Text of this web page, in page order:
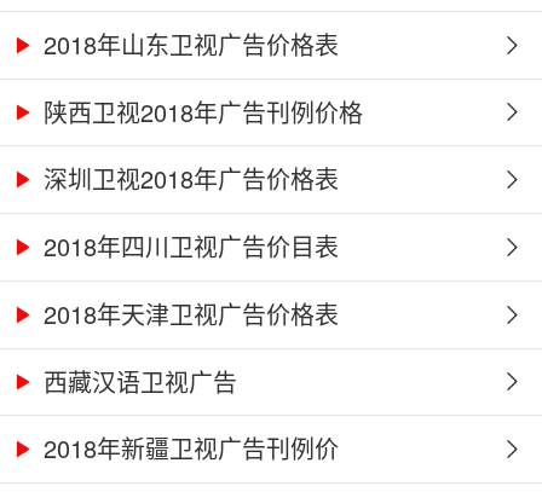
2018年山东卫视广告价格表
陕西卫视2018年广告刊例价格
深圳卫视2018年广告价格表
2018年四川卫视广告价目表
2018年天津卫视广告价格表
西藏汉语卫视广告
2018年新疆卫视广告刊例价